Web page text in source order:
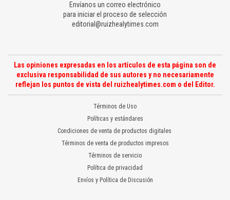
Envíanos un correo electrónico
para iniciar el proceso de selección
editorial@ruizhealytimes.com
Las opiniones expresadas en los artículos de esta página son de
exclusiva responsabilidad de sus autores y no necesariamente
reflejan los puntos de vista del ruizhealytimes.com o del Editor.
Términos de Uso
Políticas y estándares
Condiciones de venta de productos digitales
Términos de venta de productos impresos
Términos de servicio
Política de privacidad
Envíos y Política de Discusión